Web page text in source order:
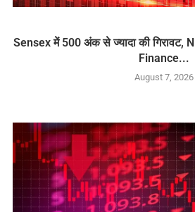
Sensex में 500 अंक से ज्यादा की गिरावट,
Finance...
August 7, 2026